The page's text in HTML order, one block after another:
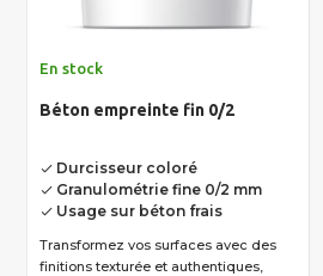
En stock
Béton empreinte fin 0/2
done Durcisseur coloré
done Granulométrie fine 0/2 mm
done Usage sur béton frais
Transformez vos surfaces avec des
finitions texturée et authentiques,